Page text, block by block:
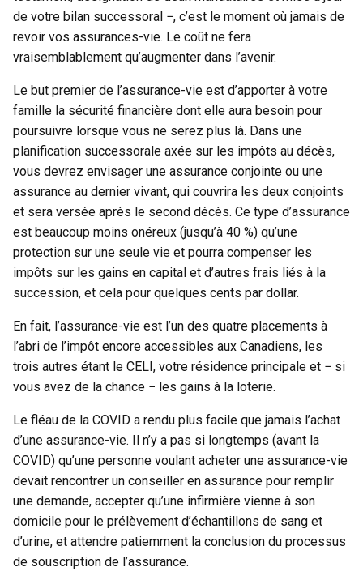
de votre bilan successoral −, c’est le moment où jamais de
revoir vos assurances-vie. Le coût ne fera
vraisemblablement qu’augmenter dans l’avenir.
Le but premier de l’assurance-vie est d’apporter à votre
famille la sécurité financière dont elle aura besoin pour
poursuivre lorsque vous ne serez plus là. Dans une
planification successorale axée sur les impôts au décès,
vous devrez envisager une assurance conjointe ou une
assurance au dernier vivant, qui couvrira les deux conjoints
et sera versée après le second décès. Ce type d’assurance
est beaucoup moins onéreux (jusqu’à 40 %) qu’une
protection sur une seule vie et pourra compenser les
impôts sur les gains en capital et d’autres frais liés à la
succession, et cela pour quelques cents par dollar.
En fait, l’assurance-vie est l’un des quatre placements à
l’abri de l’impôt encore accessibles aux Canadiens, les
trois autres étant le CELI, votre résidence principale et − si
vous avez de la chance − les gains à la loterie.
Le fléau de la COVID a rendu plus facile que jamais l’achat
d’une assurance-vie. Il n’y a pas si longtemps (avant la
COVID) qu’une personne voulant acheter une assurance-vie
devait rencontrer un conseiller en assurance pour remplir
une demande, accepter qu’une infirmière vienne à son
domicile pour le prélèvement d’échantillons de sang et
d’urine, et attendre patiemment la conclusion du processus
de souscription de l’assurance.